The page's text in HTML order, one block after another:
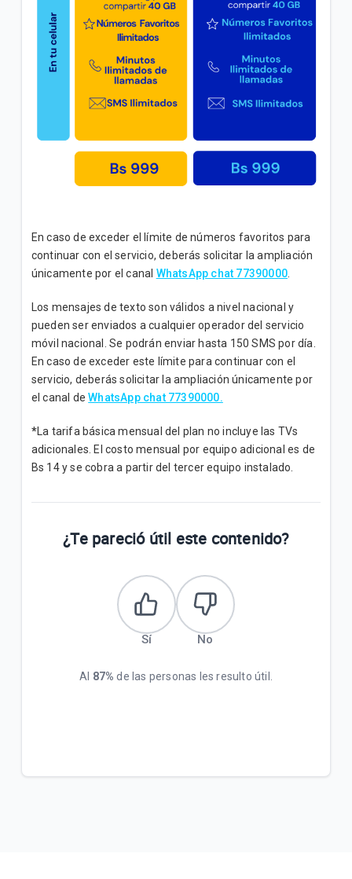
VER MÁS
En caso de exceder el límite de números favoritos para
continuar con el servicio, deberás solicitar la ampliación
únicamente por el canal WhatsApp chat 77390000
Los mensajes de texto son válidos a nivel nacional y
pueden ser enviados a cualquier operador del servicio
móvil nacional. Se podrán enviar hasta 150 SMS por día.
En caso de exceder este límite para continuar con el
servicio, deberás solicitar la ampliación únicamente por
el canal deWhatsApp chat 77390000.
* La tarifa básica mensual del plan no incluye las TVs
adicionales. El costo mensual por equipo adicional es de
Bs 14 y se cobra a partir del tercer equipo instalado.
¿Te pareció útil este contenido?
Sí No
Al 87% de las personas les resulto útil.